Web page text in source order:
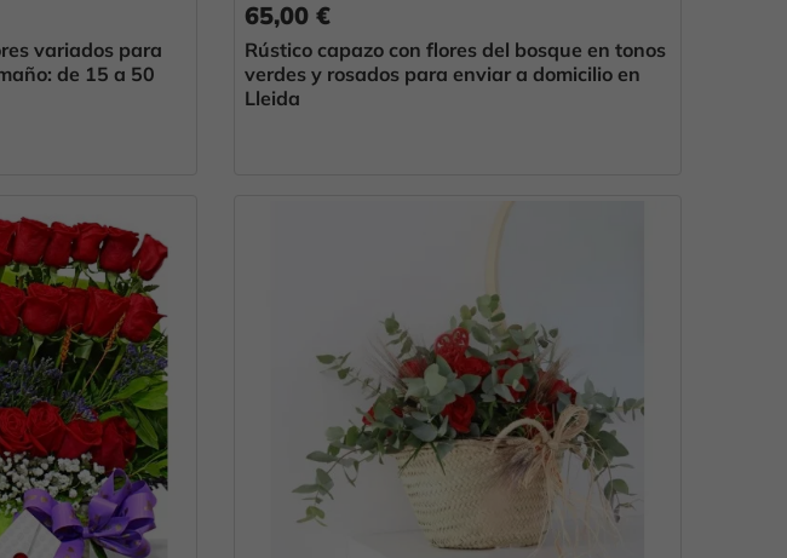
variados para
de 15 a 50
65,00 €
Rústico capazo con flores del bosque en tonos
verdes y rosados para enviar a domicilio en
Lleida